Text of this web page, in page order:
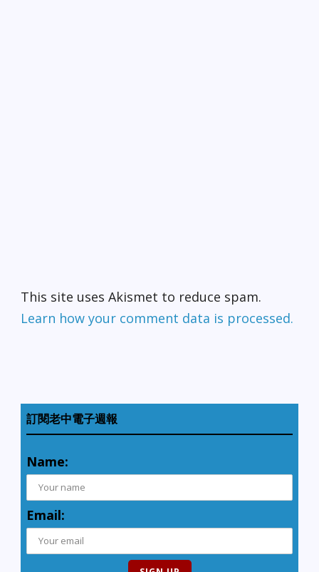
This site uses Akismet to reduce spam.
Learn how your comment data is processed.
訂閱老中電子週報
Name:
Email: